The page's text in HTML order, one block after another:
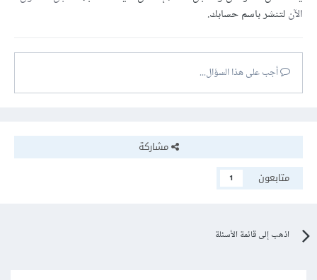
الآنلتنشر باسم حسابك.
أجب على هذا السؤال...
مشاركة
متابعون
1
اذهب إلى قائمة الأسئلة